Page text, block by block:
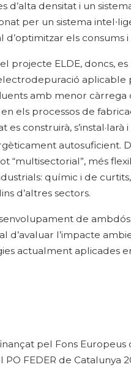
densitat i un
per un sistema
els consums
projecte ELDE, doncs,
amb menor
els processos de
es construirà,
autosuficient.
“multisectorial”, més
químic i de
d’altres sectors.
de
d’avaluar l’impacte
actualment aplicades
pel Fons
FEDER de Catalunya